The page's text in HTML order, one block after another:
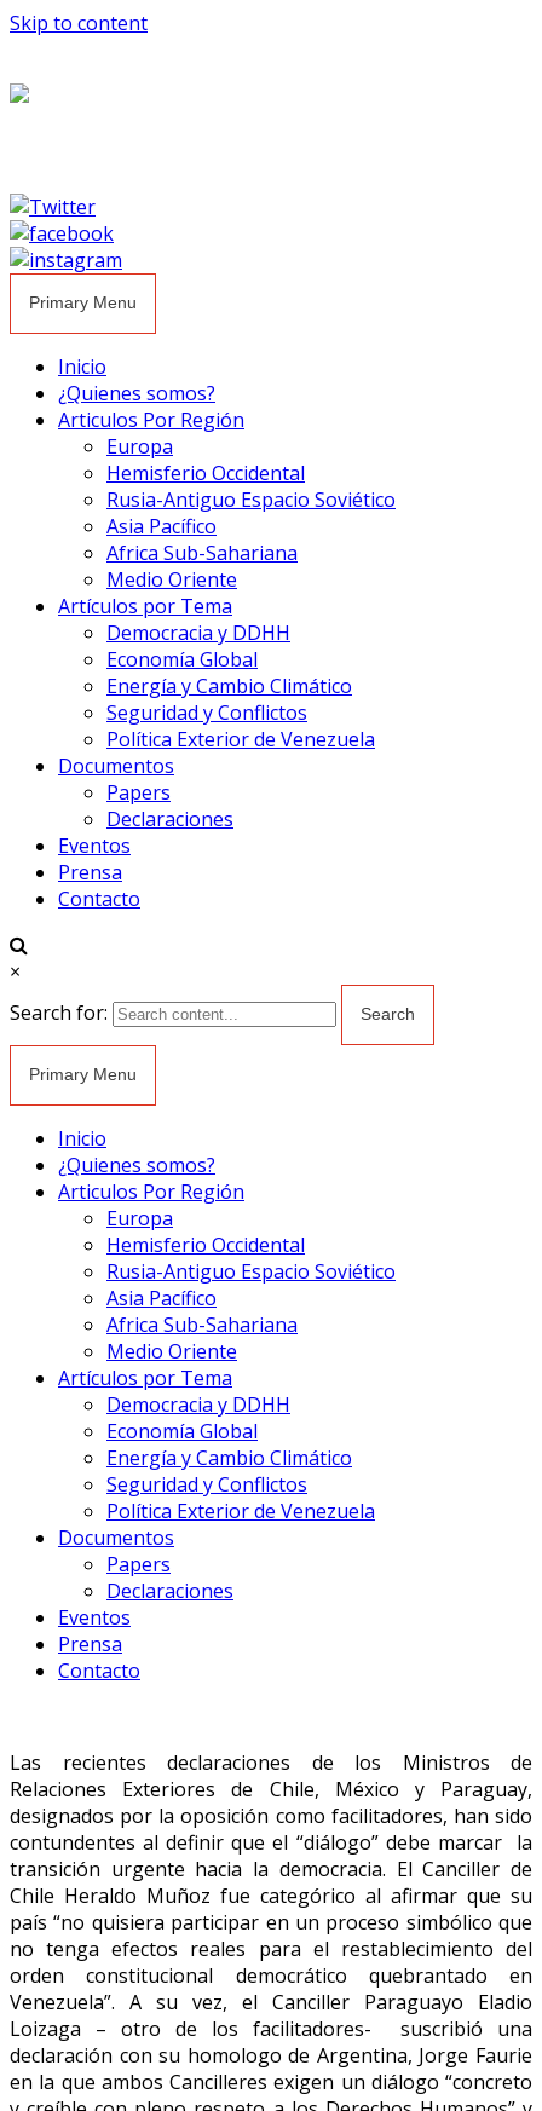
Skip to content
Primary Menu
Inicio
¿Quienes somos?
Articulos Por Región
Europa
Hemisferio Occidental
Rusia-Antiguo Espacio Soviético
Asia Pacífico
Africa Sub-Sahariana
Medio Oriente
Artículos por Tema
Democracia y DDHH
Economía Global
Energía y Cambio Climático
Seguridad y Conflictos
Política Exterior de Venezuela
Documentos
Papers
Declaraciones
Eventos
Prensa
Contacto
×
Search for:
Primary Menu
Inicio
¿Quienes somos?
Articulos Por Región
Europa
Hemisferio Occidental
Rusia-Antiguo Espacio Soviético
Asia Pacífico
Africa Sub-Sahariana
Medio Oriente
Artículos por Tema
Democracia y DDHH
Economía Global
Energía y Cambio Climático
Seguridad y Conflictos
Política Exterior de Venezuela
Documentos
Papers
Declaraciones
Eventos
Prensa
Contacto
Las recientes declaraciones de los Ministros de
Relaciones Exteriores de Chile, México y Paraguay,
designados por la oposición como facilitadores, han sido
contundentes al definir que el “diálogo” debe marcar la
transición urgente hacia la democracia. El Canciller de
Chile Heraldo Muñoz fue categórico al afirmar que su
país “no quisiera participar en un proceso simbólico que
no tenga efectos reales para el restablecimiento del
orden constitucional democrático quebrantado en
Venezuela”. A su vez, el Canciller Paraguayo Eladio
Loizaga – otro de los facilitadores- suscribió una
declaración con su homologo de Argentina, Jorge Faurie
en la que ambos Cancilleres exigen un diálogo “concreto